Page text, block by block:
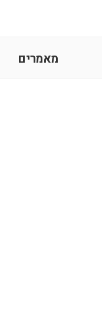
מאמרים